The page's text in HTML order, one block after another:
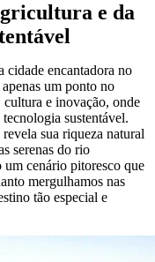
e da
cidade encantadora no
um ponto no
cultura e inovação, onde
sustentável.
sua riqueza natural
serenas do rio
um cenário pitoresco que
mergulhamos nas
tão especial e